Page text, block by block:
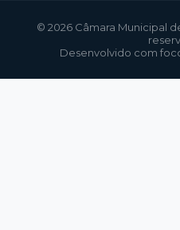
© 2026 Câmara Municipal
Desenvolvido com